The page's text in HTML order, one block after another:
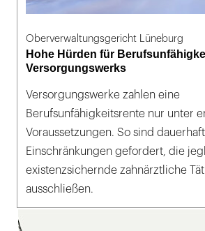
Oberverwaltungsgericht Lüneburg
Hohe Hürden für
Versorgungswerks
Versorgungswerke zahlen eine
Berufsunfähigkeitsrente nur unter
Voraussetzungen. So sind
Einschränkungen gefordert, die
existenzsichernde zahnärztliche
ausschließen.